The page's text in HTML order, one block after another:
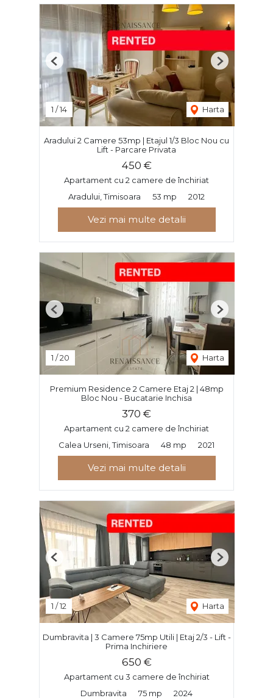
1 /14 Harta
Previous Next
Aradului 2 Camere 53mp | Etajul 1/3 Bloc Nou cu
Lift - Parcare Privata
450 €
Apartament cu 2 camere de închiriat
Aradului, Timisoara
53 mp 2012
Vezi mai multe detalii
1 /20 Harta
Previous Next
Premium Residence 2 Camere Etaj 2 | 48mp
Bloc Nou - Bucatarie Inchisa
370 €
Apartament cu 2 camere de închiriat
Calea Urseni, Timisoara
48 mp 2021
Vezi mai multe detalii
1 /12 Harta
Previous Next
Dumbravita | 3 Camere 75mp Utili | Etaj 2/3 - Lift -
Prima Inchiriere
650 €
Apartament cu 3 camere de închiriat
Dumbravita
75 mp 2024